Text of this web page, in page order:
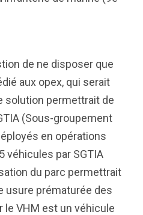
de ne disposer que
aux opex, qui serait
solution permettrait de
(Sous-groupement
en opérations
véhicules par SGTIA
du parc permettrait
usure prématurée des
le VHM est un véhicule